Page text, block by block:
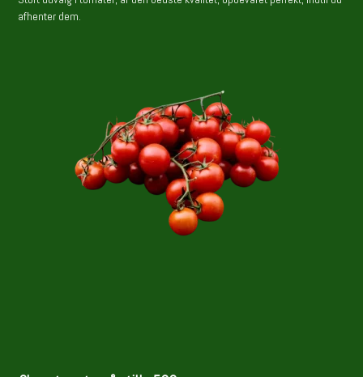
afhenter dem.